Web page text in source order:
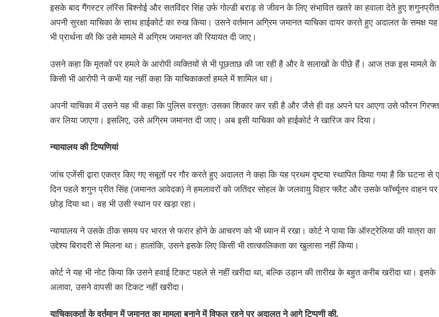
इसके बाद गैंगस्टर लॉरेंस बिश्नोई और सतविंदर सिंह उर्फ ​​गोल्डी बराड़ से जीवन के लिए संभावित खतरे का हवाला देते हुए
अपनी सुरक्षा याचिका के साथ हाईकोर्ट का रुख किया। उसने वर्तमान अग्रिम जमानत याचिका दायर करते हुए अदालत के समक्ष यह
भी प्रार्थना की कि उसे मामले में अग्रिम जमानत की रियायत दी जाए।
उसने कहा कि मृतकों पर हमले के आरोपी व्यक्तियों से भी पूछताछ की जा रही है और वे सलाखों के पीछे हैं। आज तक इस मामले के
किसी भी आरोपी ने कभी यह नहीं कहा कि याचिकाकर्ता हमले में शामिल था।
अपनी याचिका में उसने यह भी कहा कि पुलिस वस्तुतः उसका शिकार कर रही है और जैसे ही वह अपने घर आएगा उसे फौरन
कर लिया जाएगा। इसलिए, उसे अग्रिम जमानत दी जाए। अब इसी याचिका को हाईकोर्ट ने खारिज कर दिया।
न्यायालय की टिप्पणियां
जांच एजेंसी द्वारा एकत्र किए गए सबूतों पर गौर करते हुए अदालत ने कहा कि यह प्रथम दृष्टया स्थापित किया गया है कि घटना से
दिन पहले शगुन प्रीत सिंह (जमानत आवेदक) ने हमलावरों को जतिंदर सोहल के जलवायु विहार फ्लैट और उसके फॉर्च्यूनर वाहन पर
छोड़ दिया था। वह भी उसी स्थान पर खड़ा रहा।
न्यायालय ने उसके ठीक समय पर भारत से फरार होने के आचरण को भी ध्यान में रखा। कोर्ट ने पाया कि ऑस्ट्रेलिया की यात्रा का
उद्देश्य बिरादरी से मिलना था। हालांकि, उसने इसके लिए किसी भी तात्कालिकता का खुलासा नहीं किया।
कोर्ट ने यह भी नोट किया कि उसने हवाई टिकट पहले से नहीं खरीदा था, बल्कि उड़ान की तारीख के बहुत करीब खरीदा था। इसके
अलावा, उसने वापसी का टिकट नहीं खरीदा।
याचिकाकर्ता के वर्तमान में जमानत का मामला बनाने में विफल रहने पर अदालत ने आगे टिप्पणी की,